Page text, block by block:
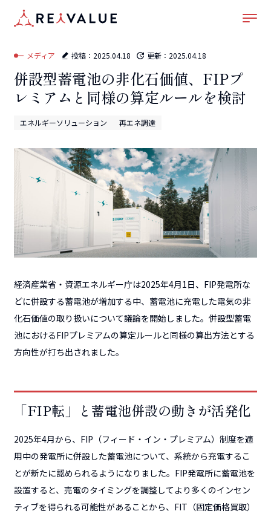
ホーム
算定ルールを検討
メディア 投稿： 2025.04.18 更新： 2025.04.18
併設型蓄電池の非化石価値、FIPプ
レミアムと同様の算定ルールを検討
エネルギーソリューション 再エネ調達
経済産業省・資源エネルギー庁は2025年4月1日、FIP発電所な
どに併設する蓄電池が増加する中、蓄電池に充電した電気の非
化石価値の取り扱いについて議論を開始しました。併設型蓄電
池におけるFIPプレミアムの算定ルールと同様の算出方法とする
方向性が打ち出されました。
「FIP転」と蓄電池併設の動きが活発化
2025年4月から、FIP（フィード・イン・プレミアム）制度を適
用中の発電所に併設した蓄電池について、系統から充電するこ
とが新たに認められるようになりました。FIP発電所に蓄電池を
設置すると、売電のタイミングを調整してより多くのインセン
ティブを得られる可能性があることから、FIT（固定価格買取）